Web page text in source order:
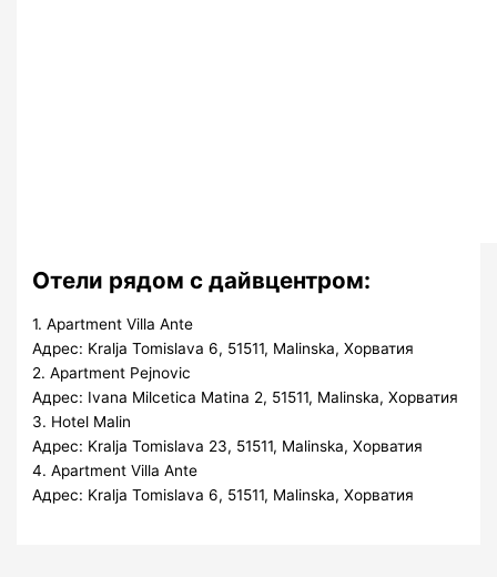
Отели рядом с дайвцентром:
1. Apartment Villa Ante
Адрес: Kralja Tomislava 6, 51511, Malinska, Хорватия
2. Apartment Pejnovic
Адрес: Ivana Milcetica Matina 2, 51511, Malinska, Хорватия
3. Hotel Malin
Адрес: Kralja Tomislava 23, 51511, Malinska, Хорватия
4. Apartment Villa Ante
Адрес: Kralja Tomislava 6, 51511, Malinska, Хорватия